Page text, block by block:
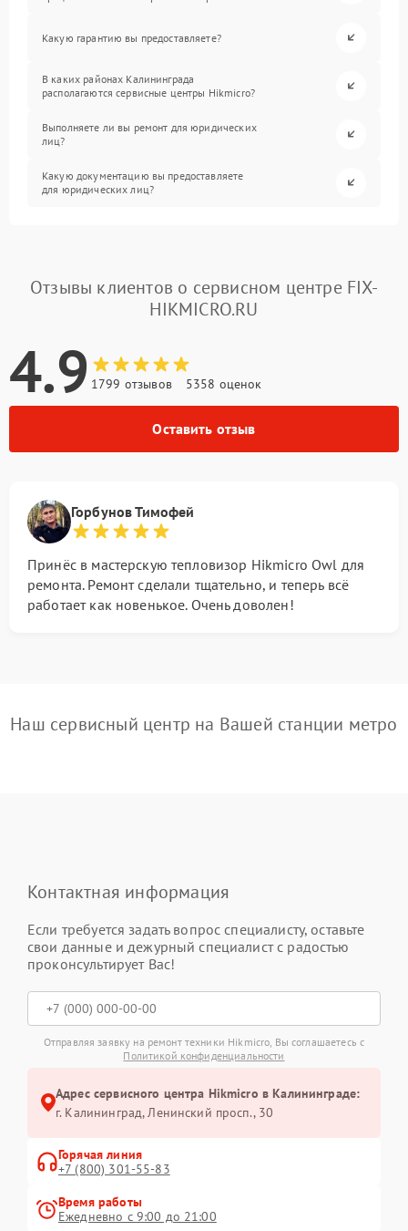
Какую гарантию вы предоставляете?
В каких районах Калининграда
располагаются сервисные центры Hikmicro?
Выполняете ли вы ремонт для юридических
лиц?
Какую документацию вы предоставляете
для юридических лиц?
Отзывы клиентов о сервисном центре FIX-
HIKMICRO.RU
4.9 1799 отзывов 5358 оценок
Оставить отзыв
Горбунов Тимофей
Принёс в мастерскую тепловизор Hikmicro Owl для
ремонта. Ремонт сделали тщательно, и теперь всё
работает как новенькое. Очень доволен!
Наш сервисный центр на Вашей станции метро
Контактная информация
Если требуется задать вопрос специалисту, оставьте
свои данные и дежурный специалист с радостью
проконсультирует Вас!
Отправляя заявку на ремонт техники Hikmicro, Вы соглашаетесь с
Политикой конфиденциальности
Адрес сервисного центра Hikmicro в Калининграде:
г. Калининград, Ленинский просп., 30
Горячая линия
+7 (800) 301-55-83
Время работы
Ежедневно с 9:00 до 21:00